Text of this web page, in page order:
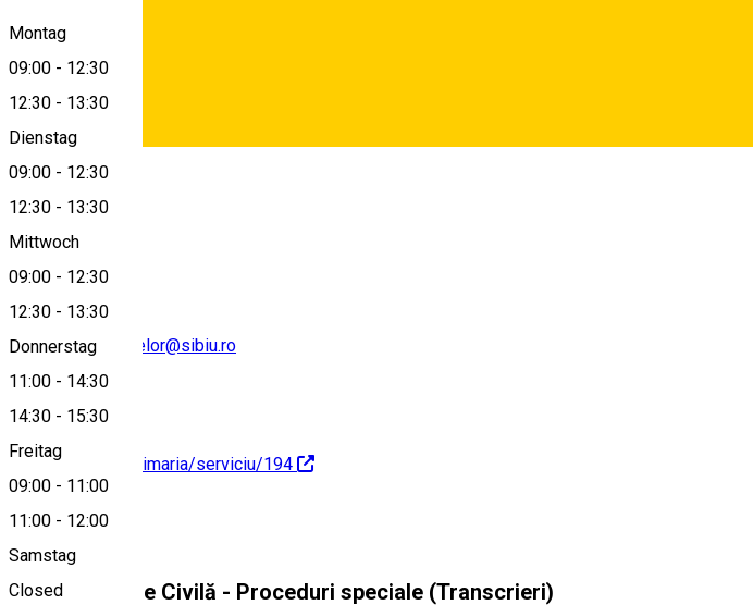
Deutsch
Montag
09:00 - 12:30
12:30 - 13:30
Dienstag
09:00 - 12:30
12:30 - 13:30
Mittwoch
09:00 - 12:30
12:30 - 13:30
Donnerstag
11:00 - 14:30
14:30 - 15:30
Freitag
09:00 - 11:00
11:00 - 12:00
Samstag
Closed
Bulevardul Victoriei nr.1-3, Sibiu, Romania
View on map
evidentapersoanelor@sibiu.ro
https://sibiu.ro/primaria/serviciu/194
About
Serviciul Stare Civilă - Proceduri speciale (Transcrieri)